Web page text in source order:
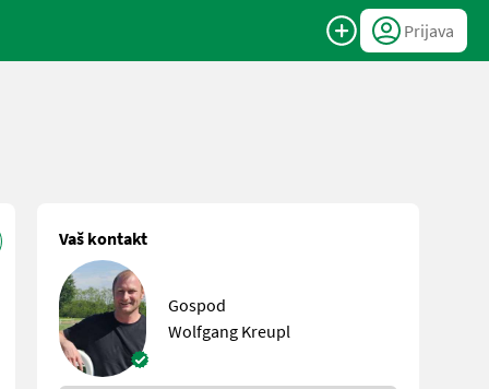
Prijava
Vaš kontakt
Gospod
Wolfgang Kreupl